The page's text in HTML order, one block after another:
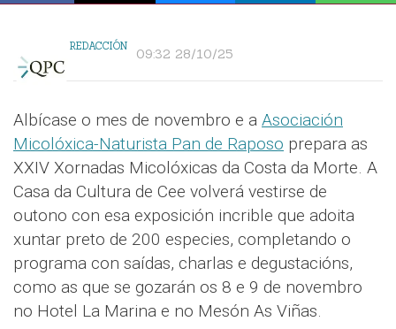
REDACCIÓN 09:32 28/10/25
Albícase o mes de novembro e a Asociación
Micolóxica-Naturista Pan de Raposo prepara as
XXIV Xornadas Micolóxicas da Costa da Morte. A
Casa da Cultura de Cee volverá vestirse de
outono con esa exposición incrible que adoita
xuntar preto de 200 especies, completando o
programa con saídas, charlas e degustacións,
como as que se gozarán os 8 e 9 de novembro
no Hotel La Marina e no Mesón As Viñas.